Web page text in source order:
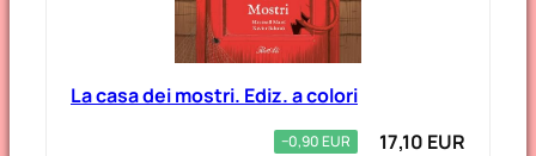
La casa dei mostri. Ediz. a colori
−0,90 EUR 17,10 EUR